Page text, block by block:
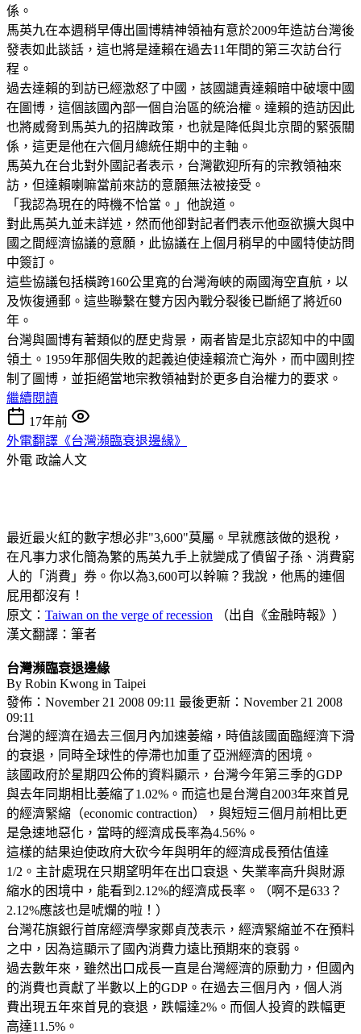
係。
馬英九在本週稍早傳出圖博精神領袖有意於2009年造訪台灣後
發表如此談話，這也將是達賴在過去11年間的第三次訪台行
程。
過去達賴的到訪已經激怒了中國，該國譴責達賴暗中破壞中國
在圖博，這個該國內部一個自治區的統治權。達賴的造訪因此
也將威脅到馬英九的招牌政策，也就是降低與北京間的緊張關
係，這更是他在六個月總統任期中的主軸。
馬英九在台北對外國記者表示，台灣歡迎所有的宗教領袖來
訪，但達賴喇嘛當前來訪的意願無法被接受。
「我認為現在的時機不恰當。」他說道。
對此馬英九並未詳述，然而他卻對記者們表示他亟欲擴大與中
國之間經濟協議的意願，此協議在上個月稍早的中國特使訪問
中簽訂。
這些協議包括橫跨160公里寬的台灣海峽的兩國海空直航，以
及恢復通郵。這些聯繫在雙方因內戰分裂後已斷絕了將近60
年。
台灣與圖博有著類似的歷史背景，兩者皆是北京認知中的中國
領土。1959年那個失敗的起義迫使達賴流亡海外，而中國則控
制了圖博，並拒絕當地宗教領袖對於更多自治權力的要求。
繼續閱讀
17年前
外電翻譯《台灣瀕臨衰退邊緣》
外電 政論人文
最近最火紅的數字想必非"3,600"莫屬。早就應該做的退稅，
在凡事力求化簡為繁的馬英九手上就變成了債留子孫、消費窮
人的「消費」券。你以為3,600可以幹嘛？我說，他馬的連個
屁用都沒有！
原文： Taiwan on the verge of recession （出自《金融時報》）
漢文翻譯：筆者
台灣瀕臨衰退邊緣
By Robin Kwong in Taipei
發佈：November 21 2008 09:11 最後更新：November 21 2008
09:11
台灣的經濟在過去三個月內加速萎縮，時值該國面臨經濟下滑
的衰退，同時全球性的停滯也加重了亞洲經濟的困境。
該國政府於星期四公佈的資料顯示，台灣今年第三季的GDP
與去年同期相比萎縮了1.02%。而這也是台灣自2003年來首見
的經濟緊縮（economic contraction），與短短三個月前相比更
是急速地惡化，當時的經濟成長率為4.56%。
這樣的結果迫使政府大砍今年與明年的經濟成長預估值達
1/2。主計處現在只期望明年在出口衰退、失業率高升與財源
縮水的困境中，能看到2.12%的經濟成長率。（啊不是633？
2.12%應該也是唬爛的啦！）
台灣花旗銀行首席經濟學家鄭貞茂表示，經濟緊縮並不在預料
之中，因為這顯示了國內消費力遠比預期來的衰弱。
過去數年來，雖然出口成長一直是台灣經濟的原動力，但國內
的消費也貢獻了半數以上的GDP。在過去三個月內，個人消
費出現五年來首見的衰退，跌幅達2%。而個人投資的跌幅更
高達11.5%。